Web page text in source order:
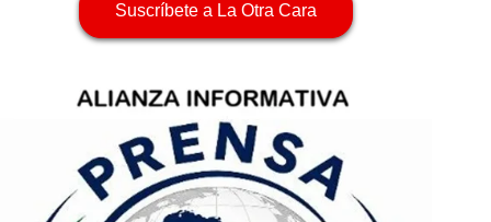
Suscríbete a La Otra Cara